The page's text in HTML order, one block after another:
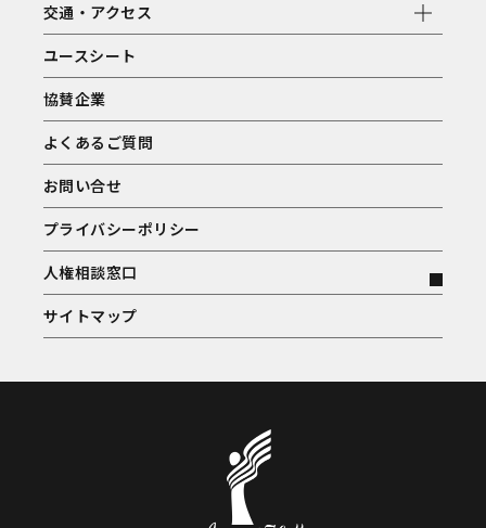
交通・アクセス
ユースシート
協賛企業
よくあるご質問
お問い合せ
プライバシーポリシー
人権相談窓口
サイトマップ